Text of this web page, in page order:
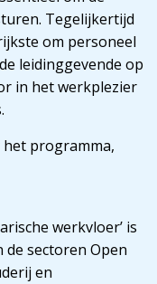
Tegelijkertijd
om personeel
leidinggevende op
in het werkplezier
programma,
werkvloer’ is
sectoren Open
en